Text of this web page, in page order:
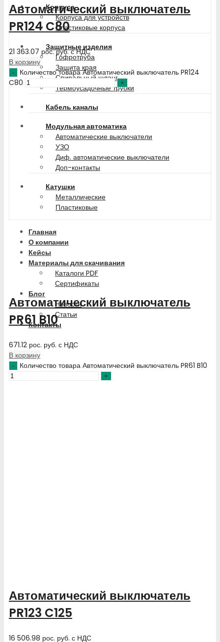
Корпуса
Корпуса для устройств
Пластиковые корпуса
Защитные изделия
Гофротруба
Защита края
Спиральный шланг
Термоусадочные трубки
Кабель каналы
Модульная автоматика
Автоматические выключатели
УЗО
Диф. автоматические выключатели
Доп-контакты
Катушки
Металлические
Пластиковые
Главная
О компании
Кейсы
Материалы для скачивания
Каталоги PDF
Сертификаты
Блог
Новости
Статьи
Контакты
Автоматический выключатель
PR124 C80
21 363.07 рос. руб.с НДС
В корзину
Количество товара Автоматический выключатель PR124
C80
Автоматический выключатель
PR61 B10
671.12 рос. руб. с НДС
В корзину
Количество товара Автоматический выключатель PR61 B10
Автоматический выключатель
PR123 C125
16 506.98 рос. руб. с НДС